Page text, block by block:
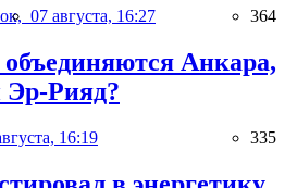
07 августа, 16:27 364
Анкара,
Эр-Рияд?
16:19 335